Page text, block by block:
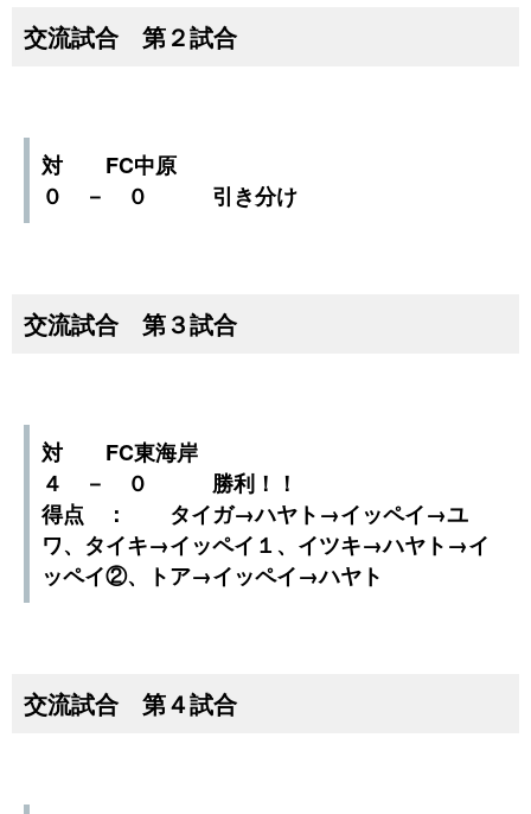
交流試合 第２試合
対 FC中原
０ － ０ 引き分け
交流試合 第３試合
対 FC東海岸
４ － ０ 勝利！！
得点 ： タイガ→ハヤト→イッペイ→ユ
ワ、タイキ→イッペイ１、イツキ→ハヤト→イ
ッペイ②、トア→イッペイ→ハヤト
交流試合 第４試合